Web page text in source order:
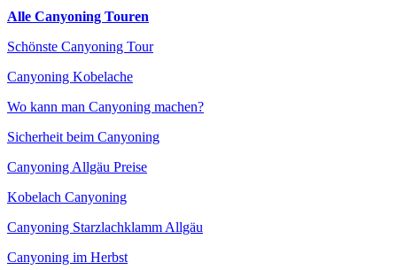
Alle Canyoning Touren
Schönste Canyoning Tour
Canyoning Kobelache
Wo kann man Canyoning machen?
Sicherheit beim Canyoning
Canyoning Allgäu Preise
Kobelach Canyoning
Canyoning Starzlachklamm Allgäu
Canyoning im Herbst